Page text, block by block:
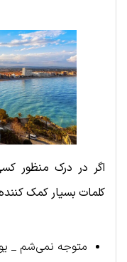
اگر در درک منظور
کلمات بسیار کمک